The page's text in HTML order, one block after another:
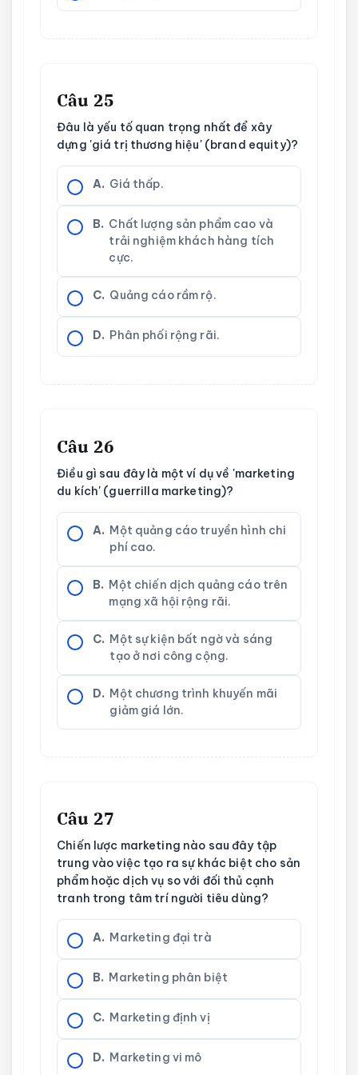
Câu 25
Đâu là yếu tố quan trọng nhất để xây
dựng 'giá trị thương hiệu' (brand equity)?
A. Giá thấp.
B. Chất lượng sản phẩm cao và
trải nghiệm khách hàng tích
cực.
C. Quảng cáo rầm rộ.
D. Phân phối rộng rãi.
Câu 26
Điều gì sau đây là một ví dụ về 'marketing
du kích' (guerrilla marketing)?
A. Một quảng cáo truyền hình chi
phí cao.
B. Một chiến dịch quảng cáo trên
mạng xã hội rộng rãi.
C. Một sự kiện bất ngờ và sáng
tạo ở nơi công cộng.
D. Một chương trình khuyến mãi
giảm giá lớn.
Câu 27
Chiến lược marketing nào sau đây tập
trung vào việc tạo ra sự khác biệt cho sản
phẩm hoặc dịch vụ so với đối thủ cạnh
tranh trong tâm trí người tiêu dùng?
A. Marketing đại trà
B. Marketing phân biệt
C. Marketing định vị
D. Marketing vi mô